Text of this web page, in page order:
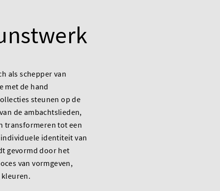
als schepper van
met de hand
steunen op de
de ambachtslieden,
transformeren tot een
identiteit van
gevormd door het
van vormgeven,